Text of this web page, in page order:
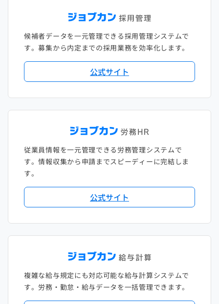
候補者データを一元管理できる採用管理システムで
す。募集から内定までの採用業務を効率化します。
公式サイト
従業員情報を一元管理できる労務管理システムで
す。情報収集から申請までスピーディーに完結しま
す。
公式サイト
複雑な給与規定にも対応可能な給与計算システムで
す。労務・勤怠・給与データを一括管理できます。